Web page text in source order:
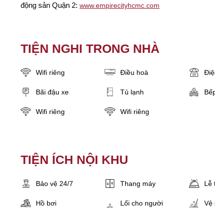
động sản Quận 2: www.empirecityhcmc.com
TIỆN NGHI TRONG NHÀ
Wifi riêng Điều hoà
Bãi đậu xe Tủ lạnh
Wifi riêng Wifi riêng
TIỆN ÍCH NỘI KHU
Bảo vệ 24/7 Thang máy Lễ
Hồ bơi
Lối cho người
Vệ